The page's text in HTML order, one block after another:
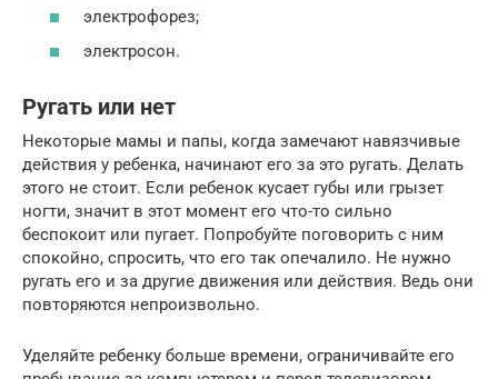
электрофорез;
электросон.
Ругать или нет
Некоторые мамы и папы, когда замечают навязчивые
действия у ребенка, начинают его за это ругать. Делать
этого не стоит. Если ребенок кусает губы или грызет
ногти, значит в этот момент его что-то сильно
беспокоит или пугает. Попробуйте поговорить с ним
спокойно, спросить, что его так опечалило. Не нужно
ругать его и за другие движения или действия. Ведь они
повторяются непроизвольно.
Уделяйте ребенку больше времени, ограничивайте его